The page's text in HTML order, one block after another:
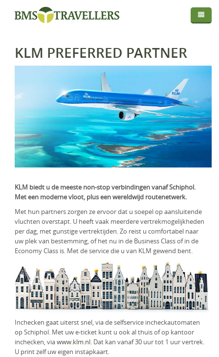
Thema
Fly In Safari
Strandvakantie
Huwelijksreis
Foto Safari
Wellness Reizen
Familiereis
Groepsreis
Afrika
Madagaskar
Malawi
Mozambique
Namibië
Rwanda
Tanzania
Uganda
Zambia
Zimbabwe
Zuid-Afrika
IJsland
Indische Oceaan
Malediven
Mauritius
Réunion
Seychellen
Midden Oosten
Oman
Saudi-Arabië
Verenigde Arabische Emiraten
Routes
Droomreis
Over BMS-Travellers
Reizen Met De Experts
Reisvoorwaarden En Privacyverklaring
Vaccinaties
Verzekeringen
Visa & Travel Authorisation
KLM Preferred Partner
KLM PREFERRED PARTNER
KLM biedt u de meeste non-stop verbindingen vanaf Schiphol.
Met een moderne vloot, plus een wereldwijd routenetwerk.
Met hun partners zorgen ze ervoor dat u soepel op aansluitende
vluchten overstapt. U heeft vaak meerdere vertrekmogelijkheden
per dag, met gunstige vertrektijden. Zo reist u comfortabel naar
uw plek van bestemming, of het nu in de Business Class of in de
Economy Class is. Met de service die u van KLM gewend bent.
Inchecken gaat uiterst snel, via de selfservice incheckautomaten
op Schiphol. Met uw e-ticket kunt u ook al thuis of op kantoor
inchecken, viawww.klm.nl. Dat kan vanaf 30 uur tot 1 uur vertrek.
U print zelf uw eigen instapkaart.